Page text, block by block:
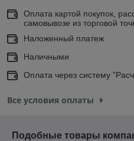
Оплата картой покупок,
самовывозе из торговой
Наложенный платеж
Наличными
Оплата через систему
Все условия оплаты
Подобные товары